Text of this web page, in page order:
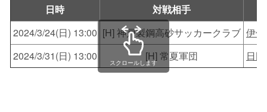
日時
対戦相手
2024/3/24(日) 13:00 [H] 神戸製鋼高砂サッカークラブ 伊
2024/3/31(日) 13:00
[H] 常夏軍団 日
スクロールします